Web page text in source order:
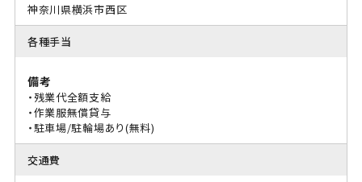
神奈川県横浜市西区
各種手当
備考
・残業代全額支給
・作業服無償貸与
・駐車場/駐輪場あり(無料)
交通費